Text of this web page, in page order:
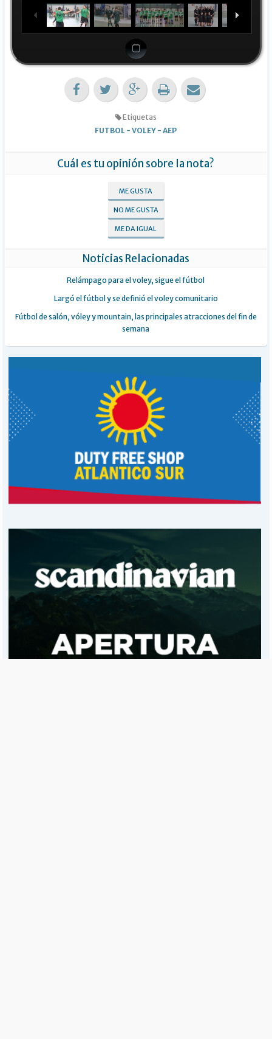
Etiquetas
FUTBOL -VOLEY -AEP
Cuál es tu opinión sobre la nota?
ME GUSTA
NO ME GUSTA
ME DA IGUAL
Noticias Relacionadas
Relámpago para el voley, sigue el fútbol
Largó el fútbol y se definió el voley comunitario
Fútbol de salón, vóley y mountain, las principales atracciones del fin de
semana